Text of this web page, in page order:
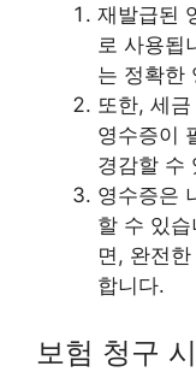
재발급된
로 사용됩
는 정확한
또한, 세
영수증이
경감할 수
영수증은
할 수 있
면, 완전
합니다.
보험 청구